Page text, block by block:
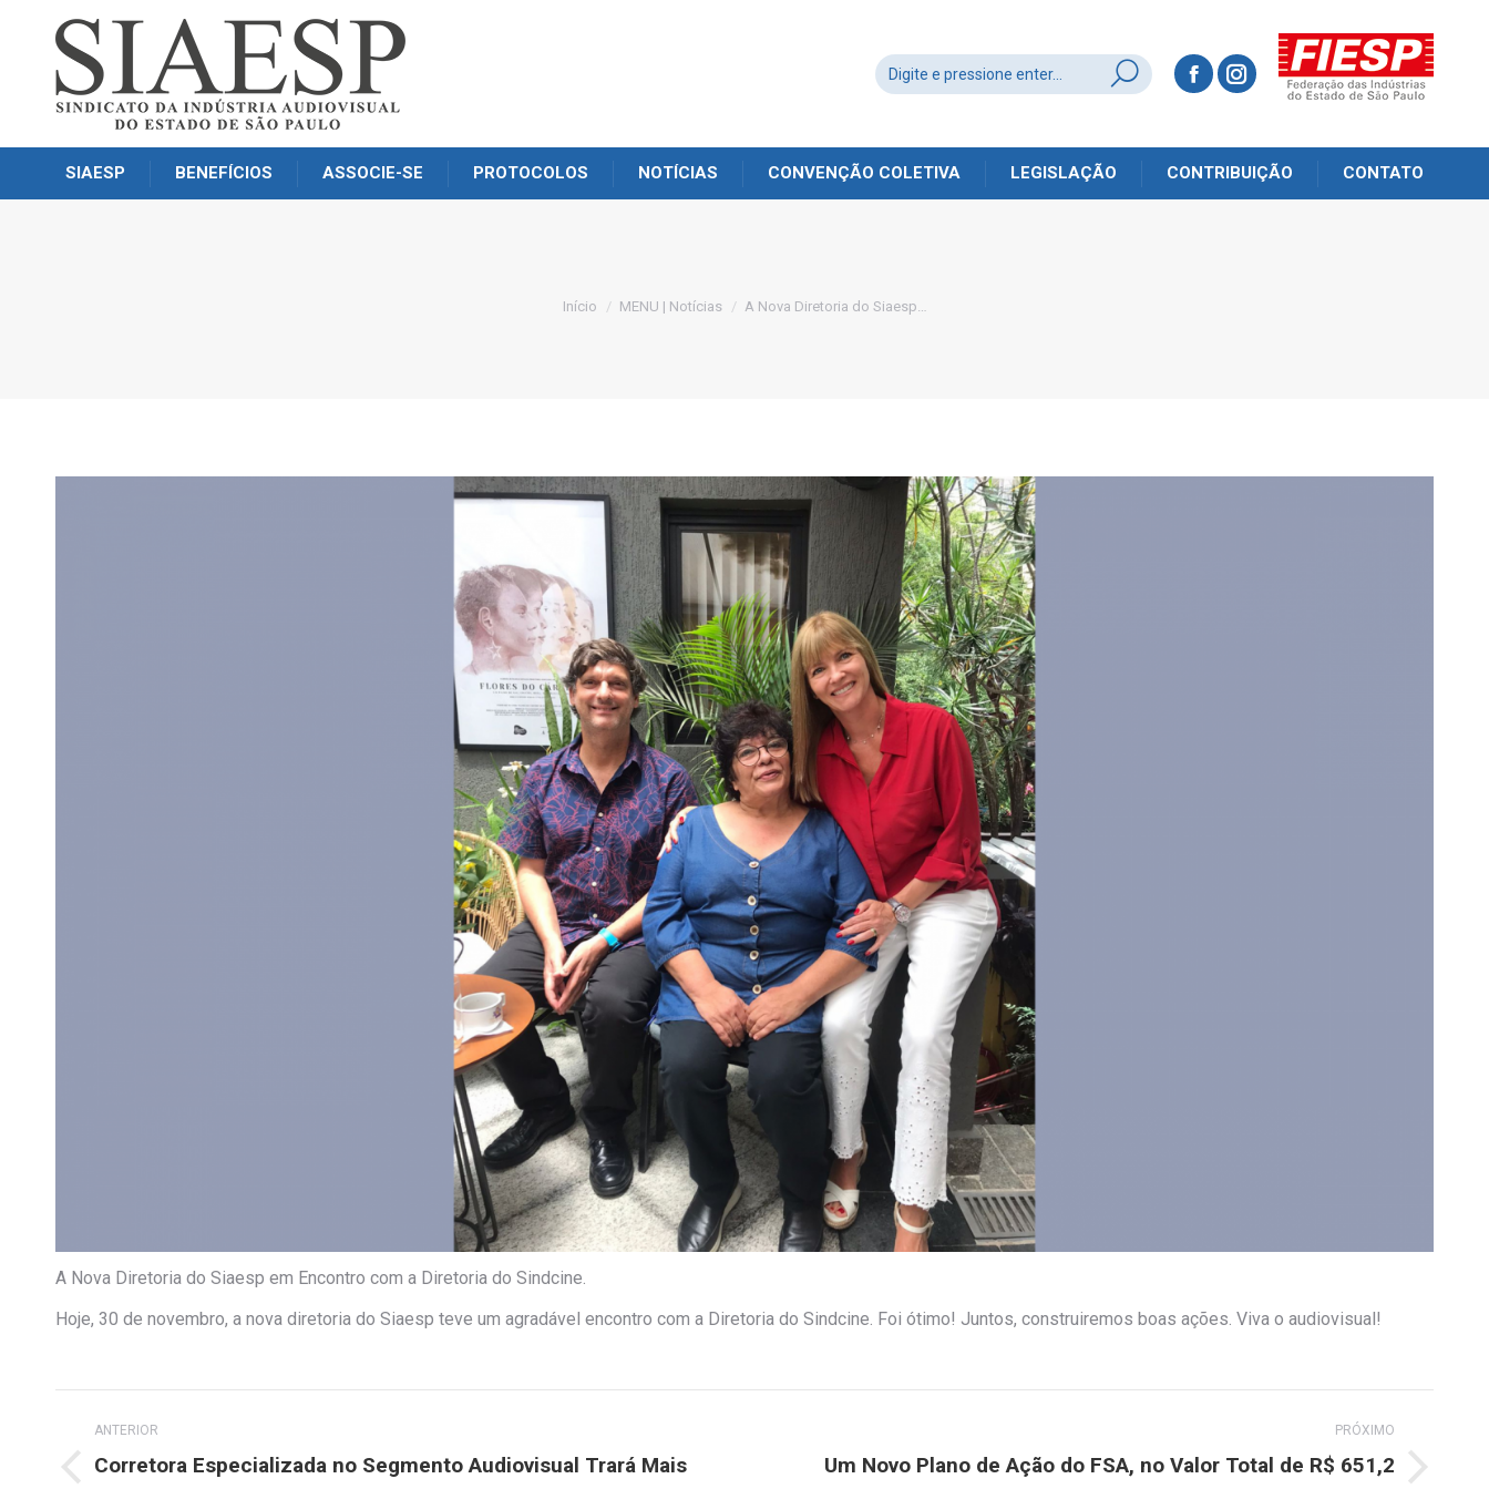
SIAESP BENEFÍCIOS ASSOCIE-SE PROTOCOLOS NOTÍCIAS CONVENÇÃO COLETIVA LEGISLAÇÃO CONTRIBUIÇÃO CONTATO
Você está aqui:
Início MENU | Notícias A Nova Diretoria do Siaesp…
A Nova Diretoria do Siaesp em Encontro com a Diretoria do Sindcine.
Hoje, 30 de novembro, a nova diretoria do Siaesp teve um agradável encontro com a Diretoria do Sindcine. Foi ótimo! Juntos, construiremos boas ações. Viva o audiovisual!
de
ANTERIOR
Corretora Especializada no Segmento Audiovisual Trará Mais
PRÓXIMO
Um Novo Plano de Ação do FSA, no Valor Total de R$ 651,2